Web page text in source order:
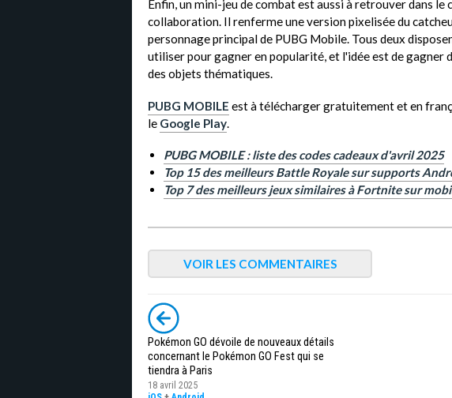
Enfin, un mini-jeu de combat est aussi à retrouver dans le
collaboration. Il renferme une version pixelisée du
personnage principal de PUBG Mobile. Tous deux
utiliser pour gagner en popularité, et l'idée est de gagner
des objets thématiques.
PUBG MOBILE est à télécharger gratuitement et en
le Google Play.
PUBG MOBILE : liste des codes cadeaux d'avril 2025
Top 15 des meilleurs Battle Royale sur supports
Top 7 des meilleurs jeux similaires à Fortnite sur
VOIR LES COMMENTAIRES
Pokémon GO dévoile de nouveaux détails
concernant le Pokémon GO Fest qui se
tiendra à Paris
18 avril 2025